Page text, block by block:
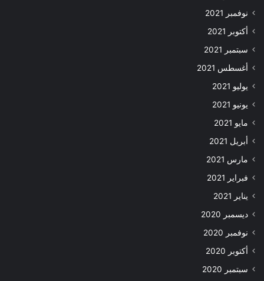
نوفمبر 2021
أكتوبر 2021
سبتمبر 2021
أغسطس 2021
يوليو 2021
يونيو 2021
مايو 2021
أبريل 2021
مارس 2021
فبراير 2021
يناير 2021
ديسمبر 2020
نوفمبر 2020
أكتوبر 2020
سبتمبر 2020